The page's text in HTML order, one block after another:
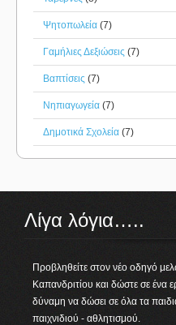
Ψητοπωλεία (7)
Γαμήλιες Δεξιώσεις (7)
Βαπτίσεις (7)
Νηπιαγωγεία (7)
Δημοτικά Σχολεία (7)
Λίγα λόγια…..
Προβληθείτε στον νέο οδηγό
Καπανδριτίου και δώστε σε ένα
δύναμη να δώσει σε όλα τα
παιχνιδιού - αθλητισμού.